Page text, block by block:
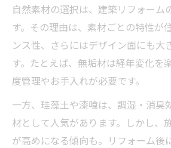
自然素材の選択は、建築リフォーム
す。その理由は、素材ごとの特性が
ンス性、さらにはデザイン面にも大
す。たとえば、無垢材は経年変化を
度管理やお手入れが必要です。
一方、珪藻土や漆喰は、調湿・消臭
材として人気があります。しかし、
が高めになる傾向も。リフォーム後